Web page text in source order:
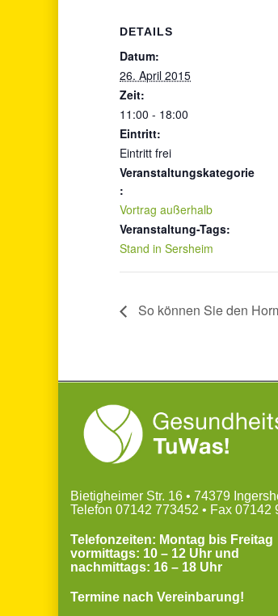
DETAILS
Datum:
26. April 2015
Zeit:
11:00 - 18:00
Eintritt:
Eintritt frei
Veranstaltungskategorie
:
Vortrag außerhalb
Veranstaltung-Tags:
Stand in Sersheim
So können Sie den
Bietigheimer Str. 16 • 74379
Telefon 07142 773452 • Fax 07142
Telefonzeiten: Montag bis Freitag
vormittags: 10 – 12 Uhr und
nachmittags: 16 – 18 Uhr
Termine nach Vereinbarung!